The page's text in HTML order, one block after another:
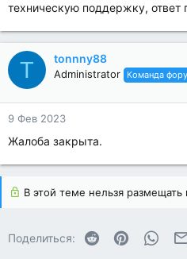
техническую поддержку, ответ
T tonnny88
Administrator Команда
9 Фев 2023
Жалоба закрыта.
В этой теме нельзя
Поделиться: Reddit Pinterest